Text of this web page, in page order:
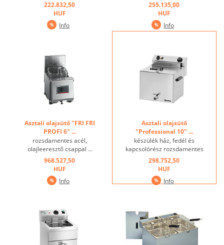
222.832,50
HUF
Info
255.135,00
HUF
Info
Asztali olajsütő "FRI FRI
PROFI 6" ...
rozsdamentes acél,
olajleeresztő csappal ...
968.527,50
HUF
Info
Asztali olajsütő
"Professional 10" ...
készülék ház, fedél és
kapcsolórész rozsdamentes
acélból, 1 medence: 10 liter,
1 kosárral, kosárméret:
SZ30xM24xH12 cm,
fűtőelemek rozsdamentes
védelem), ...
298.752,50
HUF
Info